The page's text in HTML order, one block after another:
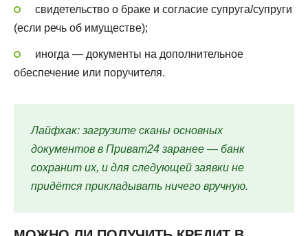
свидетельство о браке и согласие супруга/супруги
(если речь об имуществе);
иногда — документы на дополнительное
обеспечение или поручителя.
Лайфхак: загрузите сканы основных
документов в Приват24 заранее — банк
сохранит их, и для следующей заявки не
придётся прикладывать ничего вручную.